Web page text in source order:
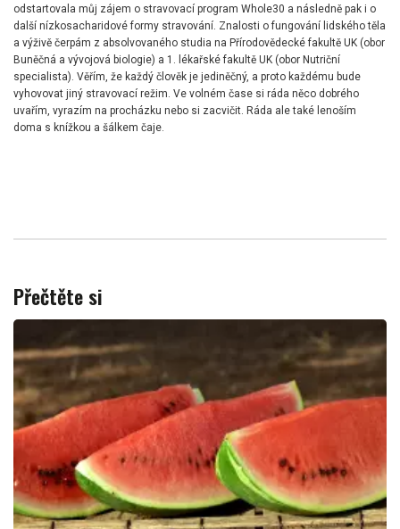
odstartovala můj zájem o stravovací program Whole30 a následně pak i o
další nízkosacharidové formy stravování. Znalosti o fungování lidského těla
a výživě čerpám z absolvovaného studia na Přírodovědecké fakultě UK (obor
Buněčná a vývojová biologie) a 1. lékařské fakultě UK (obor Nutriční
specialista). Věřím, že každý člověk je jediněčný, a proto každému bude
vyhovovat jiný stravovací režim. Ve volném čase si ráda něco dobrého
uvařím, vyrazím na procházku nebo si zacvičit. Ráda ale také lenoším
doma s knížkou a šálkem čaje.
Přečtěte si